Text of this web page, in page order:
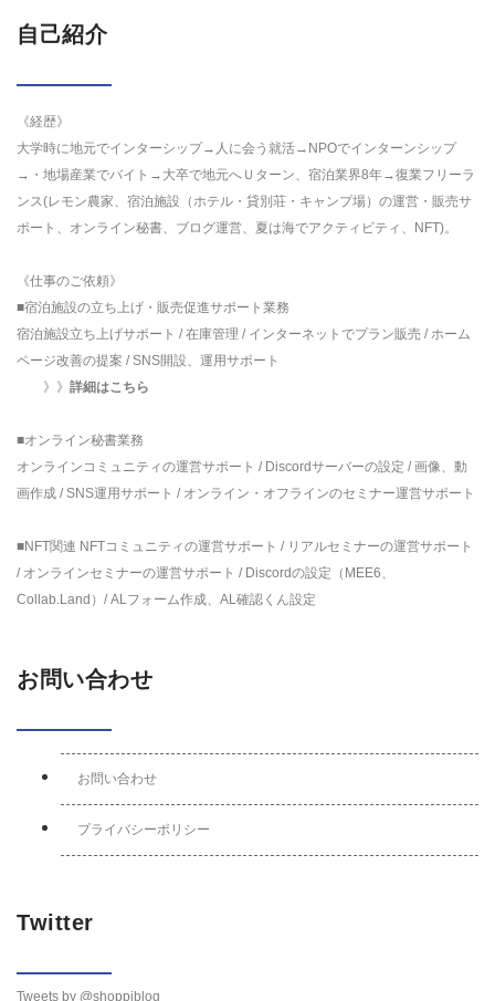
自己紹介
《経歴》
大学時に地元でインターシップ→人に会う就活→NPOでインターンシップ
→・地場産業でバイト→大卒で地元へＵターン、宿泊業界8年→復業フリーラ
ンス(レモン農家、宿泊施設（ホテル・貸別荘・キャンプ場）の運営・販売サ
ポート、オンライン秘書、ブログ運営、夏は海でアクティビティ、NFT)。
《仕事のご依頼》
■宿泊施設の立ち上げ・販売促進サポート業務
宿泊施設立ち上げサポート / 在庫管理 / インターネットでプラン販売 / ホーム
ページ改善の提案 / SNS開設、運用サポート
》》 詳細はこちら
■オンライン秘書業務
オンラインコミュニティの運営サポート / Discordサーバーの設定 / 画像、動
画作成 / SNS運用サポート / オンライン・オフラインのセミナー運営サポート
■NFT関連 NFTコミュニティの運営サポート / リアルセミナーの運営サポート
/ オンラインセミナーの運営サポート / Discordの設定（MEE6、
Collab.Land）/ ALフォーム作成、AL確認くん設定
お問い合わせ
お問い合わせ
プライバシーポリシー
Twitter
Tweets by @shoppiblog